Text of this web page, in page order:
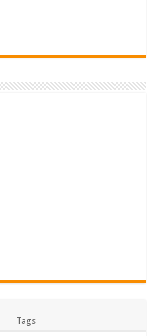
Tags